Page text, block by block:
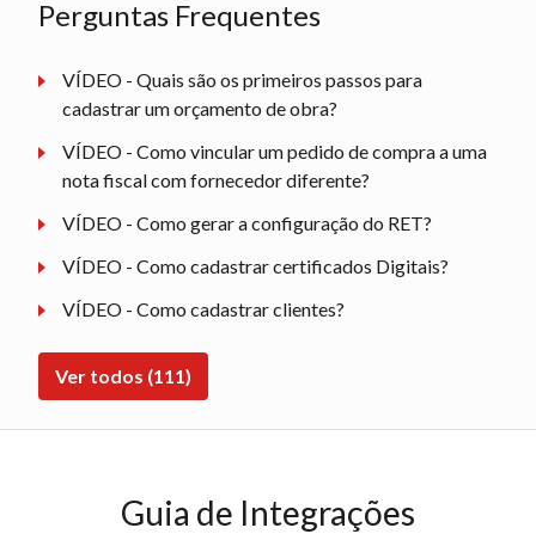
Perguntas Frequentes
VÍDEO - Quais são os primeiros passos para
cadastrar um orçamento de obra?
VÍDEO - Como vincular um pedido de compra a uma
nota fiscal com fornecedor diferente?
VÍDEO - Como gerar a configuração do RET?
VÍDEO - Como cadastrar certificados Digitais?
VÍDEO - Como cadastrar clientes?
Ver todos (111)
Guia de Integrações